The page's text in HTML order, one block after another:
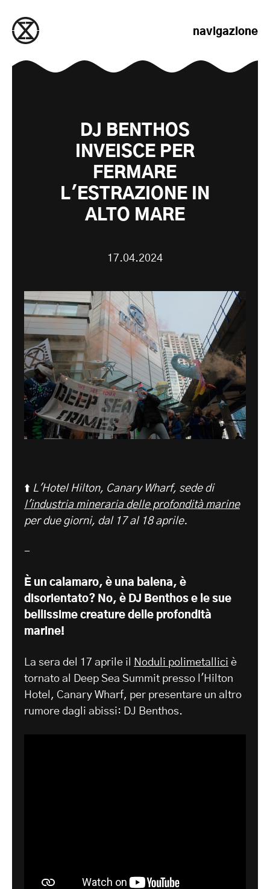
navigazione
DJ BENTHOS
INVEISCE PER
FERMARE
L'ESTRAZIONE IN
ALTO MARE
17.04.2024
⬆️ L'Hotel Hilton, Canary Wharf, sede di
l'industria mineraria delle profondità marine
per due giorni, dal 17 al 18 aprile.
-
È un calamaro, è una balena, è
disorientato? No, è DJ Benthos e le sue
bellissime creature delle profondità
marine!
La sera del 17 aprile il Noduli polimetallici è
tornato al Deep Sea Summit presso l'Hilton
Hotel, Canary Wharf, per presentare un altro
rumore dagli abissi: DJ Benthos.